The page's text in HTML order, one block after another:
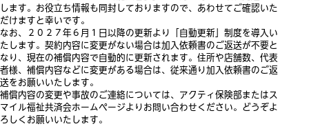
します。お役立ち情報も同封しておりますので、あわせてご確認いた
だけますと幸いです。
なお、２０２７年６月１日以降の更新より「自動更新」制度を導入い
たします。契約内容に変更がない場合は加入依頼書のご返送が不要と
なり、現在の補償内容で自動的に更新されます。住所や店舗数、代表
者様、補償内容などに変更がある場合は、従来通り加入依頼書のご返
送をお願いいたします。
補償内容の変更や事故のご連絡については、アクティ保険部またはス
マイル福祉共済会ホームページよりお問い合わせください。どうぞよ
ろしくお願いいたします。